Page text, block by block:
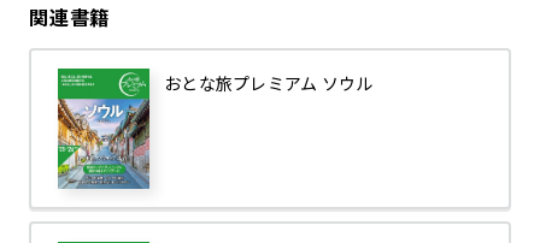
関連書籍
おとな旅プレミアム ソウル